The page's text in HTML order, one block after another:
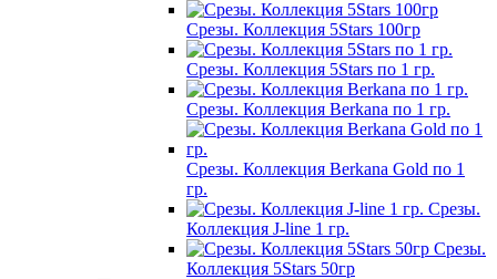
Срезы. Коллекция 5Stars 100гр
Срезы. Коллекция 5Stars по 1 гр.
Срезы. Коллекция Berkana по 1 гр.
Срезы. Коллекция Berkana Gold по 1
гр.
Срезы.
Коллекция J-line 1 гр.
Срезы.
Коллекция 5Stars 50гр